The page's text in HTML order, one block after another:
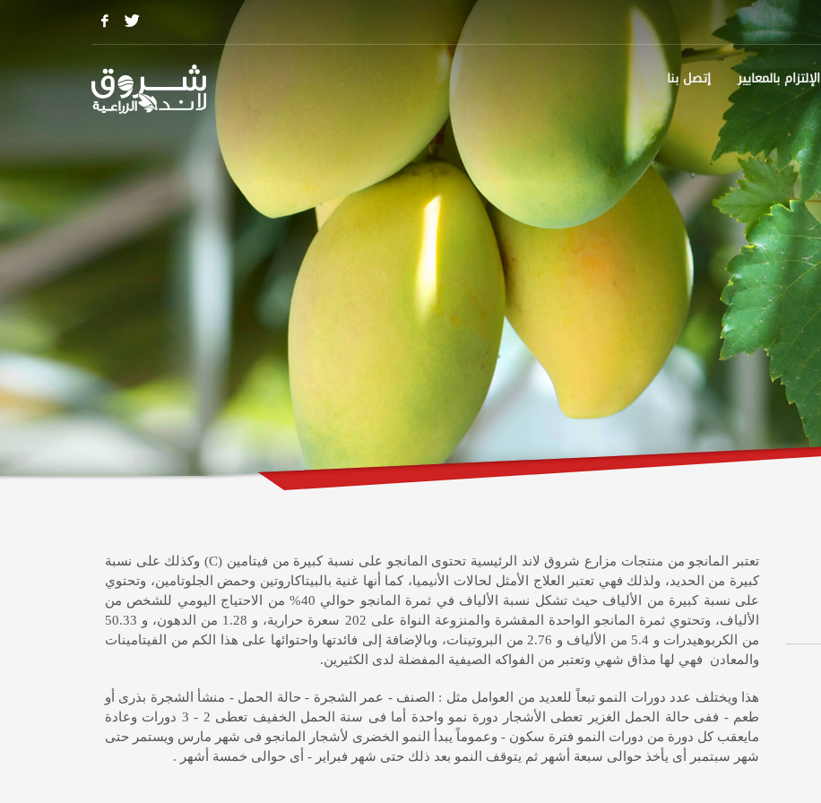
الإلتزام بالمعايير إتصل بنا
تعتبر المانجو من منتجات مزارع شروق لاند الرئيسية تحتوى المانجو على نسبة كبيرة من فيتامين (C) وكذلك على نسبة
كبيرة من الحديد، ولذلك فهي تعتبر العلاج الأمثل لحالات الأنيميا، كما أنها غنية بالبيتاكاروتين وحمض الجلوتامين، وتحتوي
على نسبة كبيرة من الألياف حيث تشكل نسبة الألياف في ثمرة المانجو حوالي 40% من الاحتياج اليومي للشخص من
الألياف، وتحتوي ثمرة المانجو الواحدة المقشرة والمنزوعة النواة على 202 سعرة حرارية، و 1.28 من الدهون، و 50.33
من الكربوهيدرات و 5.4 من الألياف و 2.76 من البروتينات، وبالإضافة إلى فائدتها واحتوائها على هذا الكم من الفيتامينات
والمعادن فهي لها مذاق شهي وتعتبر من الفواكه الصيفية المفضلة لدى الكثيرين.
هذا ويختلف عدد دورات النمو تبعاً للعديد من العوامل مثل : الصنف - عمر الشجرة - حالة الحمل - منشأ الشجرة بذرى أو
طعم - ففى حالة الحمل الغزير تعطى الأشجار دورة نمو واحدة أما فى سنة الحمل الخفيف تعطى 2 - 3 دورات وعادة
مايعقب كل دورة من دورات النمو فترة سكون - وعموماً يبدأ النمو الخضرى لأشجار المانجو فى شهر مارس ويستمر حتى
شهر سبتمبر أى يأخذ حوالى سبعة أشهر ثم يتوقف النمو بعد ذلك حتى شهر فبراير - أى حوالى خمسة أشهر .